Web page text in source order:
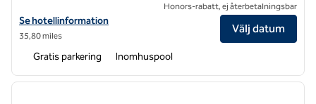
Visa hotelluppgifter för Hilton Asheville Biltmore Park
Se hotellinformation
35,80 miles
Honors-rabatt, ej återbetalningsbar
Välj datum
Gratis parkering Inomhuspool
1 av 12
nästa